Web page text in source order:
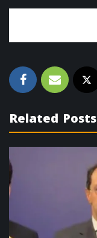
Related Posts